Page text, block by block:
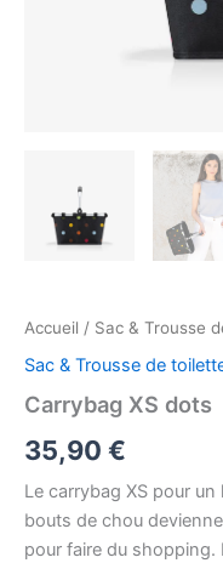
Accueil / Sac & Trousse
Sac & Trousse de
Carrybag XS dots
35,90 €
Le carrybag XS pour
bouts de chou
pour faire du shopping.